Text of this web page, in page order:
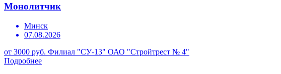
Монолитчик
Минск
07.08.2026
от 3000 руб. Филиал "СУ-13" ОАО "Стройтрест № 4"
Подробнее